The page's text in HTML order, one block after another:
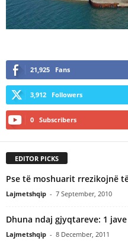
21,925 Fans
3,912 Followers
0 Subscribers
EDITOR PICKS
Pse të moshuarit rrezikojnë
Lajmetshqip - 7 September, 2010
Dhuna ndaj gjyqtareve: 1
Lajmetshqip - 8 December, 2011